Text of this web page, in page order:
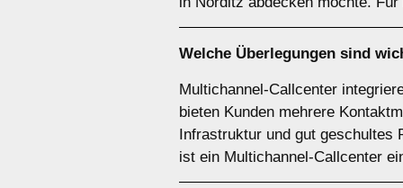
Welche Überlegungen sind
Multichannel-Callcenter
bieten Kunden mehrere
Infrastruktur und gut geschultes
ist ein Multichannel-Callcenter